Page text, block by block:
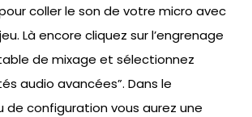
coller le son de votre micro avec
Là encore cliquez sur l’engrenage
de mixage et sélectionnez
audio avancées”. Dans le
de configuration vous aurez une